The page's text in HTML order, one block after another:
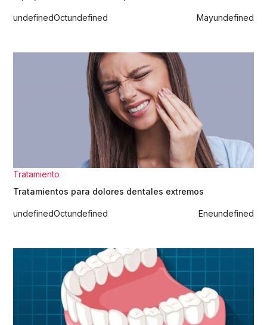
undefinedOctundefined Mayundefined
Tratamiento
Tratamientos para dolores dentales extremos
undefinedOctundefined Eneundefined